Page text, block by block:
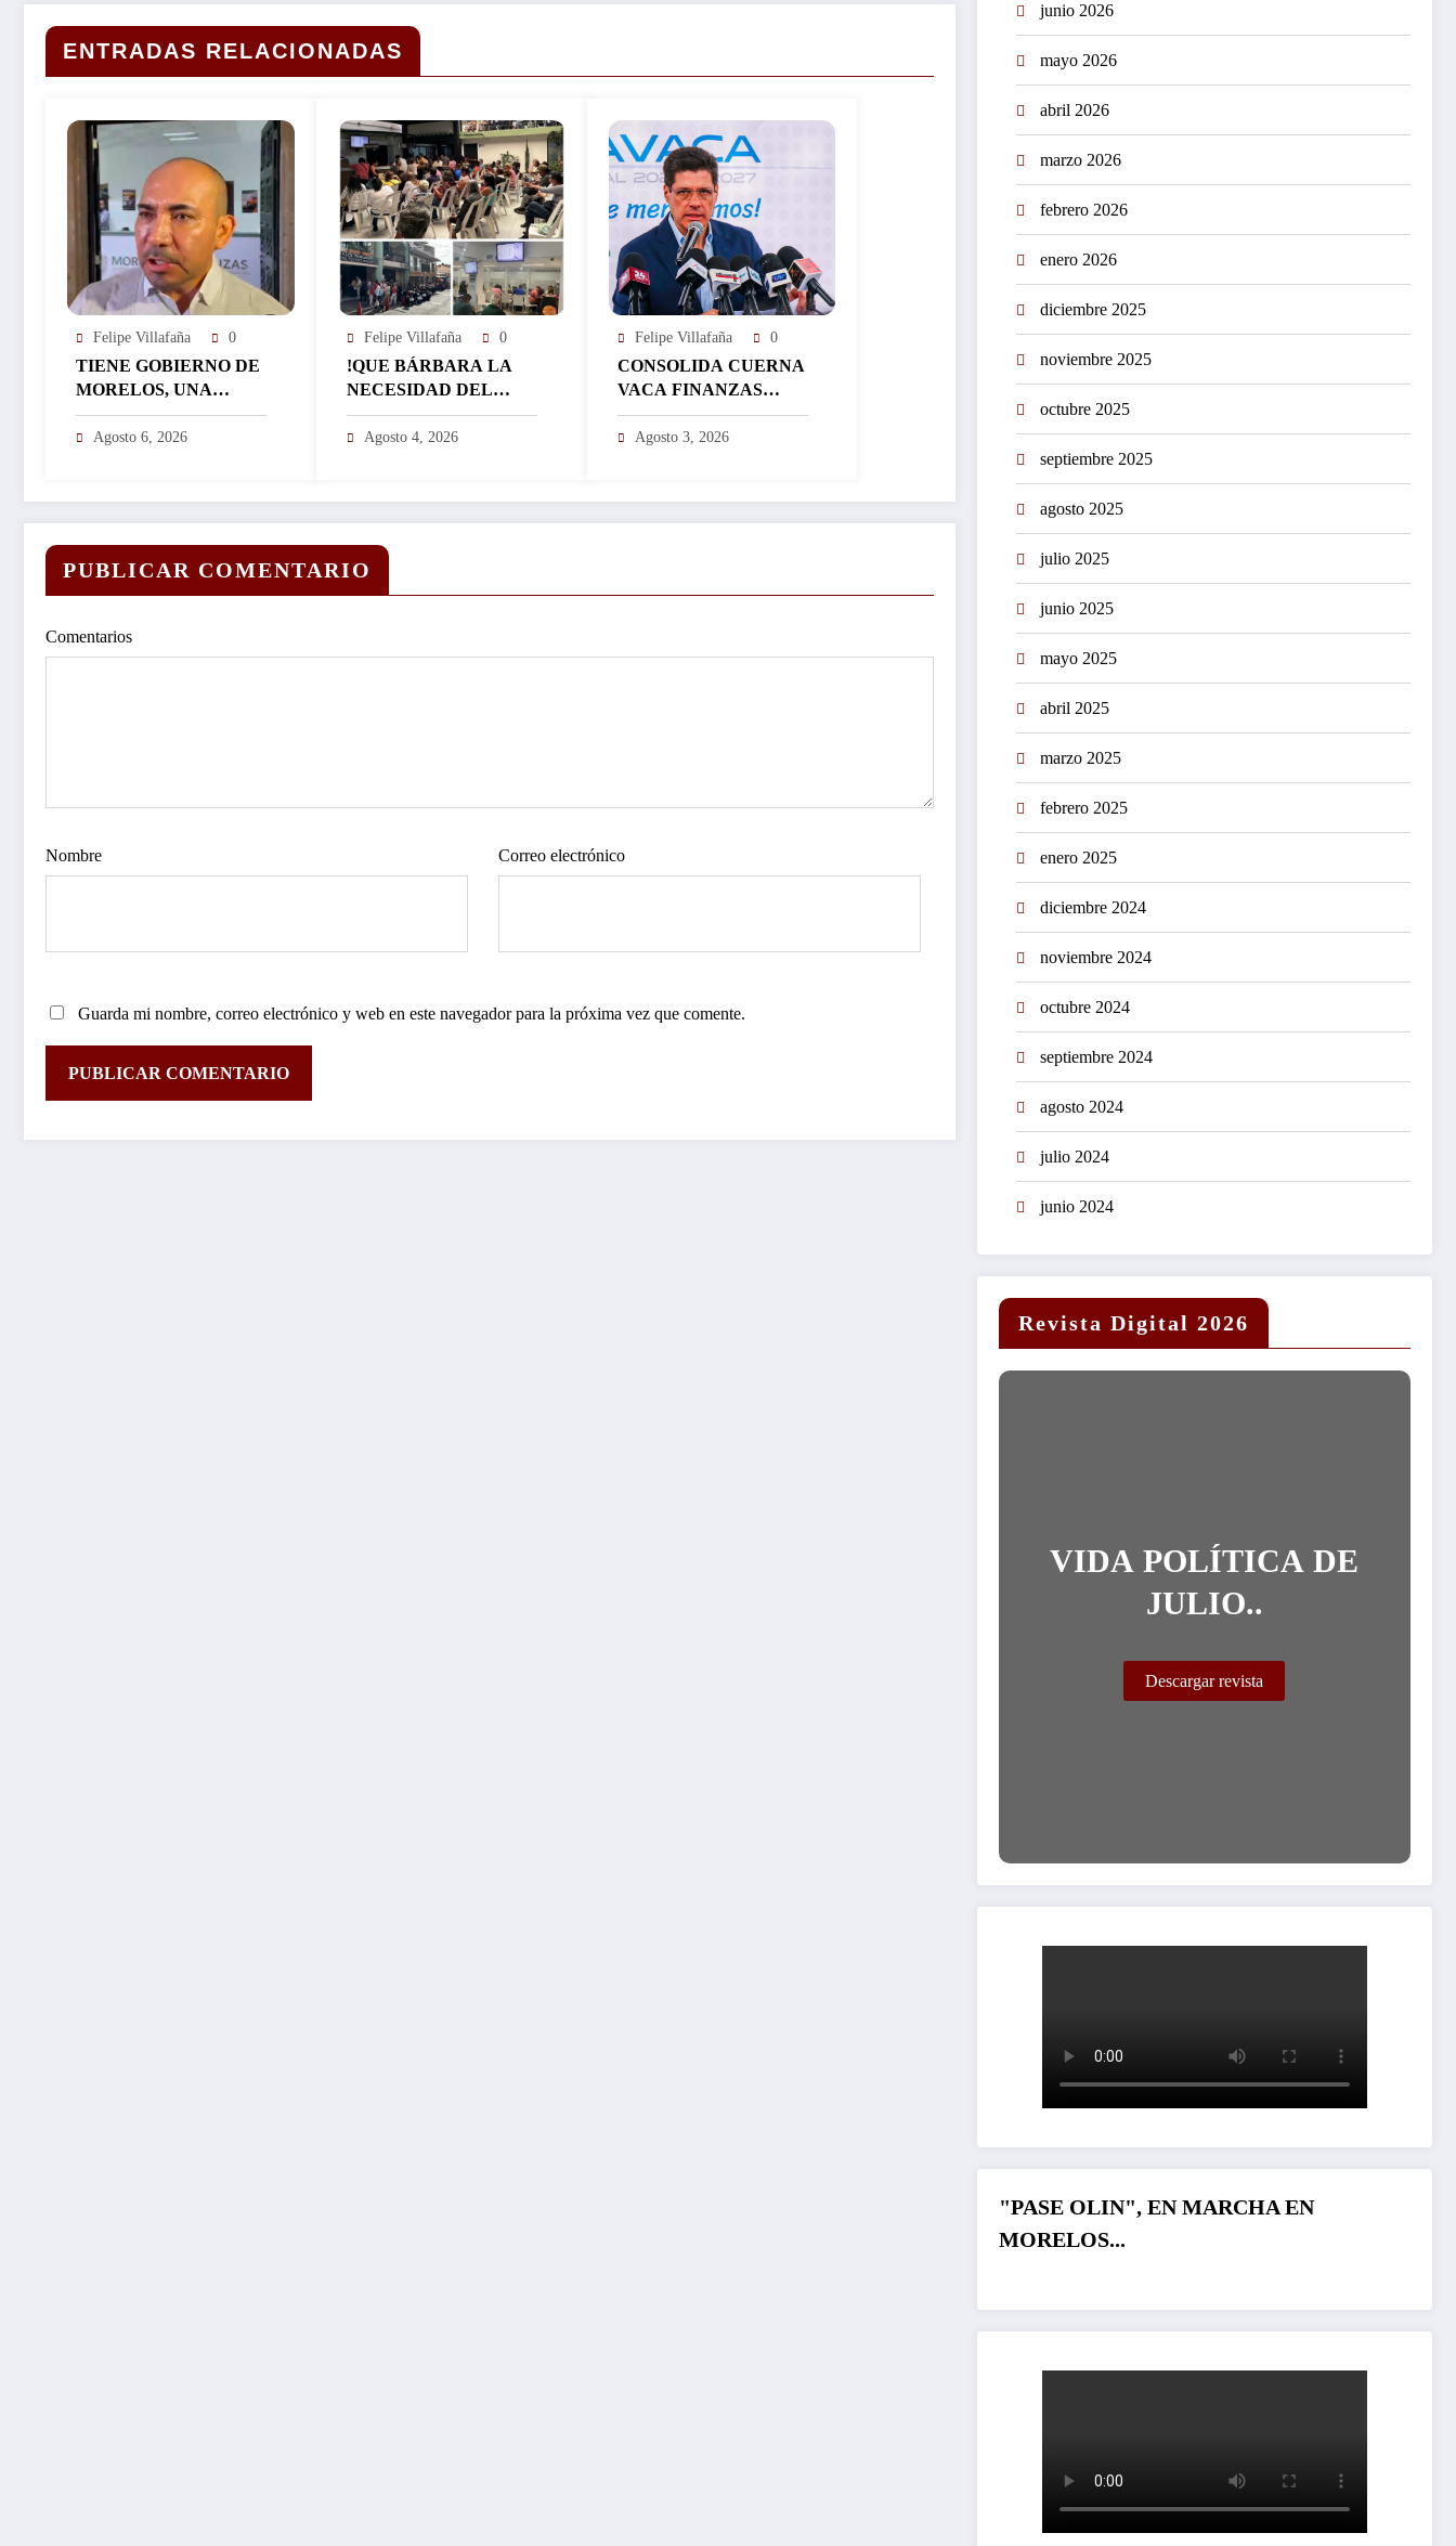
ENTRADAS RELACIONADAS
Felipe Villafaña 0
TIENE GOBIERNO DE
MORELOS, UNA
CALIFICACIÓN
APROBATORIA EN
Agosto 6, 2026
Felipe Villafaña 0
!QUE BÁRBARA LA
NECESIDAD DEL
BILLETE!: REGISTRA
EL ICTSGEM MÁS DE
Agosto 4, 2026
Felipe Villafaña 0
CONSOLIDA CUERNA
VACA FINANZAS
SANAS QUE
IMPULSAN MÁS
Agosto 3, 2026
PUBLICAR COMENTARIO
Comentarios
Nombre Correo electrónico
Guarda mi nombre, correo electrónico y web en este navegador para la próxima vez que comente.
junio 2026
mayo 2026
abril 2026
marzo 2026
febrero 2026
enero 2026
diciembre 2025
noviembre 2025
octubre 2025
septiembre 2025
agosto 2025
julio 2025
junio 2025
mayo 2025
abril 2025
marzo 2025
febrero 2025
enero 2025
diciembre 2024
noviembre 2024
octubre 2024
septiembre 2024
agosto 2024
julio 2024
junio 2024
Revista Digital 2026
VIDA POLÍTICA DE
JULIO..
Descargar revista
"PASE OLIN", EN MARCHA EN
MORELOS...